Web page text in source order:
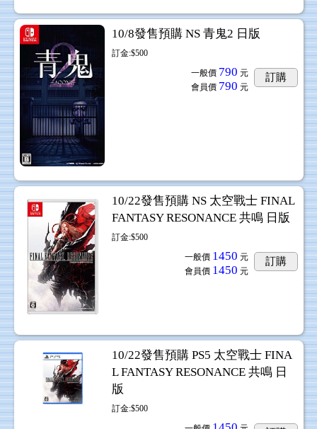
10/8發售預購 NS 青鬼2 日版
訂金:$500
一般價 790 元
會員價 790 元
訂購
10/22發售預購 NS 太空戰士 FINAL
FANTASY RESONANCE 共鳴 日版
訂金:$500
一般價 1450 元
會員價 1450 元
訂購
10/22發售預購 PS5 太空戰士 FINA
L FANTASY RESONANCE 共鳴 日
版
訂金:$500